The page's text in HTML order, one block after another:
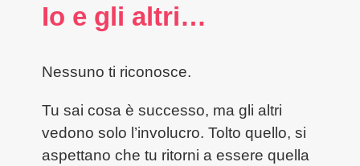
Io e gli altri…
Nessuno ti riconosce.
Tu sai cosa è successo, ma gli altri
vedono solo l’involucro. Tolto quello, si
aspettano che tu ritorni a essere quella